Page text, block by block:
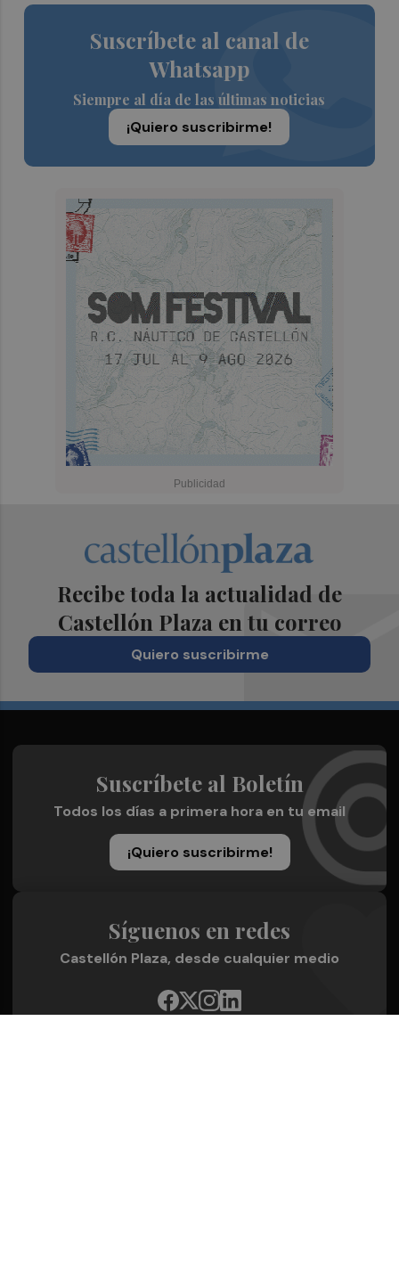
Suscríbete al canal de
Whatsapp
Siempre al día de las últimas noticias
¡Quiero suscribirme!
Recibe toda la actualidad de
Castellón Plaza en tu correo
Quiero suscribirme
Suscríbete al Boletín
Todos los días a primera hora en tu email
¡Quiero suscribirme!
Síguenos en redes
Castellón Plaza, desde cualquier medio